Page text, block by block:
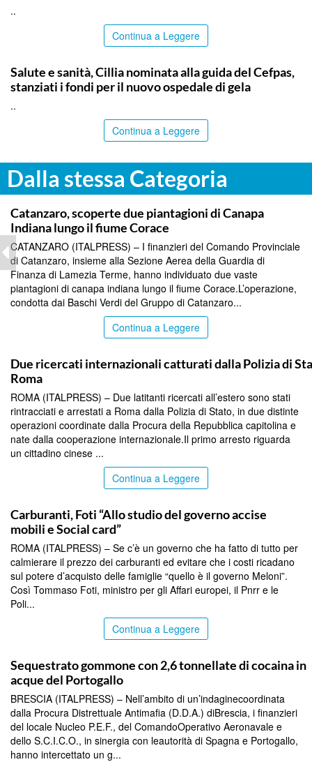
..
Continua a Leggere
Salute e sanità, Cillia nominata alla guida del Cefpas,
stanziati i fondi per il nuovo ospedale di gela
..
Continua a Leggere
Dalla stessa Categoria
TOP NEWS
Catanzaro, scoperte due piantagioni di Canapa
Indiana lungo il fiume Corace
CATANZARO (ITALPRESS) – I finanzieri del Comando Provinciale
di Catanzaro, insieme alla Sezione Aerea della Guardia di
Finanza di Lamezia Terme, hanno individuato due vaste
piantagioni di canapa indiana lungo il fiume Corace.L’operazione,
condotta dai Baschi Verdi del Gruppo di Catanzaro...
Continua a Leggere
Due ricercati internazionali catturati dalla Polizia di
Roma
ROMA (ITALPRESS) – Due latitanti ricercati all’estero sono stati
rintracciati e arrestati a Roma dalla Polizia di Stato, in due distinte
operazioni coordinate dalla Procura della Repubblica capitolina e
nate dalla cooperazione internazionale.Il primo arresto riguarda
un cittadino cinese ...
Continua a Leggere
Carburanti, Foti “Allo studio del governo accise
mobili e Social card”
ROMA (ITALPRESS) – Se c’è un governo che ha fatto di tutto per
calmierare il prezzo dei carburanti ed evitare che i costi ricadano
sul potere d’acquisto delle famiglie “quello è il governo Meloni”.
Così Tommaso Foti, ministro per gli Affari europei, il Pnrr e le
Poli...
Continua a Leggere
Sequestrato gommone con 2,6 tonnellate di cocaina in
acque del Portogallo
BRESCIA (ITALPRESS) – Nell’ambito di un’indaginecoordinata
dalla Procura Distrettuale Antimafia (D.D.A.) diBrescia, i finanzieri
del locale Nucleo P.E.F., del ComandoOperativo Aeronavale e
dello S.C.I.C.O., in sinergia con leautorità di Spagna e Portogallo,
hanno intercettato un g...